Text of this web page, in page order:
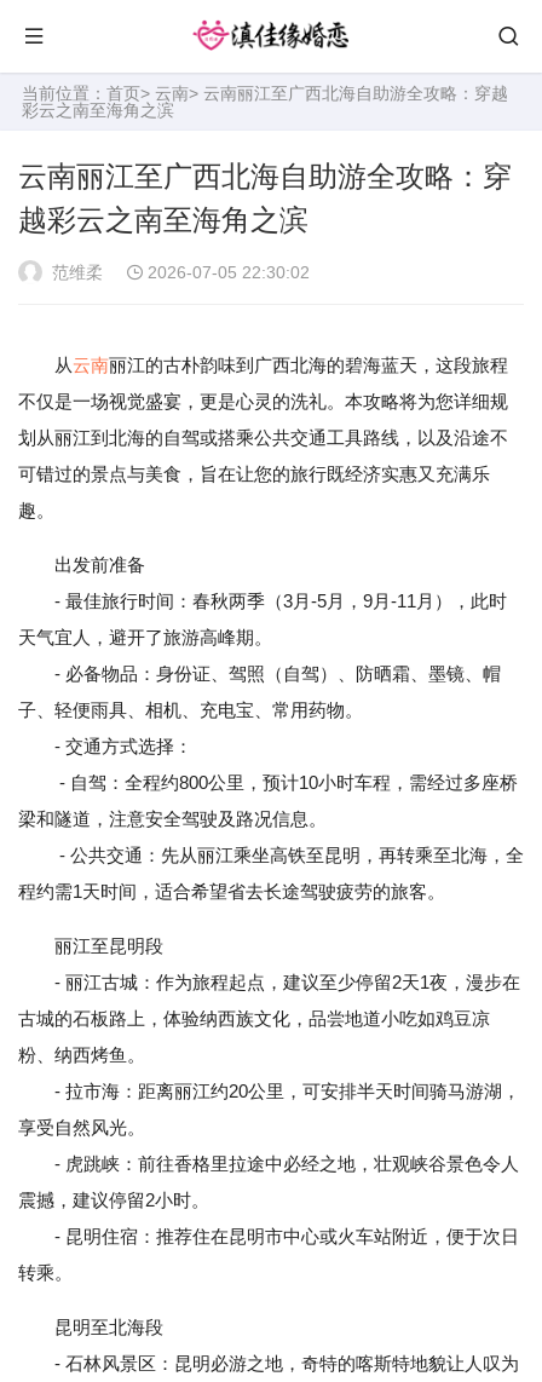
当前位置： 首页> 云南> 云南丽江至广西北海自助游全攻略：穿越
彩云之南至海角之滨
云南丽江至广西北海自助游全攻略：穿
越彩云之南至海角之滨
范维柔 2026-07-05 22:30:02
从云南丽江的古朴韵味到广西北海的碧海蓝天，这段旅程
不仅是一场视觉盛宴，更是心灵的洗礼。本攻略将为您详细规
划从丽江到北海的自驾或搭乘公共交通工具路线，以及沿途不
可错过的景点与美食，旨在让您的旅行既经济实惠又充满乐
趣。
出发前准备
- 最佳旅行时间：春秋两季（3月-5月，9月-11月），此时
天气宜人，避开了旅游高峰期。
- 必备物品：身份证、驾照（自驾）、防晒霜、墨镜、帽
子、轻便雨具、相机、充电宝、常用药物。
- 交通方式选择：
- 自驾：全程约800公里，预计10小时车程，需经过多座桥
梁和隧道，注意安全驾驶及路况信息。
- 公共交通：先从丽江乘坐高铁至昆明，再转乘至北海，全
程约需1天时间，适合希望省去长途驾驶疲劳的旅客。
丽江至昆明段
- 丽江古城：作为旅程起点，建议至少停留2天1夜，漫步在
古城的石板路上，体验纳西族文化，品尝地道小吃如鸡豆凉
粉、纳西烤鱼。
- 拉市海：距离丽江约20公里，可安排半天时间骑马游湖，
享受自然风光。
- 虎跳峡：前往香格里拉途中必经之地，壮观峡谷景色令人
震撼，建议停留2小时。
- 昆明住宿：推荐住在昆明市中心或火车站附近，便于次日
转乘。
昆明至北海段
- 石林风景区：昆明必游之地，奇特的喀斯特地貌让人叹为